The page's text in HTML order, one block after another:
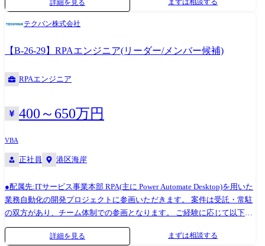
件にてチームで業務を遂行します。 主な活躍の場は、RPAツールとして
高いシェアを誇る「UiPath」、そして導入企業が急増している
ツールの案件もあります。 ) 最近では、従来のRPAの枠を超え、AIエージ
ェントなどを活用した、より高度で広範囲な業務自動化プロジェクトも
増加中です。 案件によってツール選定、コンサルティング、要件定義、
プロジェクトマネジメント等の上流工程からお任せしますので、これか
ジェクト例】 ・大手専門商社向け:営業部門における定型的な事務作業を
自動化(UiPath) ・大手メーカー向け:経理・人事など管理部門の膨大なデ
カウト等採用業務の自動化(BizRobo! / Power Automate for Desktop) ・大手
Copilot Studio)
詳細を見る まずは相談する
テクバン株式会社
【B-26-29】RPAエンジニア(リーダー/メンバー候補)
RPAエンジニア
400～650万円
VBA
正社員 港区海岸
●配属先:ITサービス事業本部 RPA(主に Power Automate Desktop)を用いた
業務自動化の開発プロジェクトに参画いただきます。 案件は受託・常駐
の双方があり、チーム体制での参画となります。 ご経験に応じて以下の
役割を担っていただきます。 メンバー:設計書作成および開発業務 リー
ダー:要件定義、顧客折衝、案件推進、メンバー管理 【具体的な業務】
詳細を見る まずは相談する